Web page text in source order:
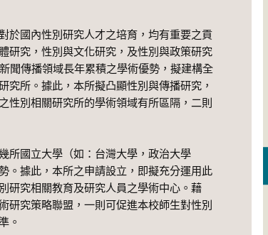
國內性別研究人才之培育，均有重要之貢
研究，性別與文化研究，及性別與政策研究
聞傳播領域長年累積之學術優勢，擬建構全
究所。據此，本所擬凸顯性別與傳播研究，
性別相關研究所的學術領域有所區隔，二則
國立大學（如：台灣大學，政治大學
。據此，本所之申請設立，即擬充分運用此
研究相關教育及研究人員之學術中心。藉
研究策略聯盟，一則可促進本校師生對性別
。